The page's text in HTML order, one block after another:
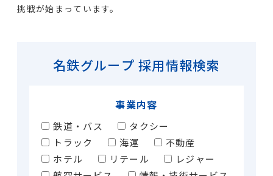
挑戦が始まっています。
名鉄グループ 採用情報検索
事業内容
鉄道・バス
タクシー
トラック
海運
不動産
ホテル
リテール
レジャー